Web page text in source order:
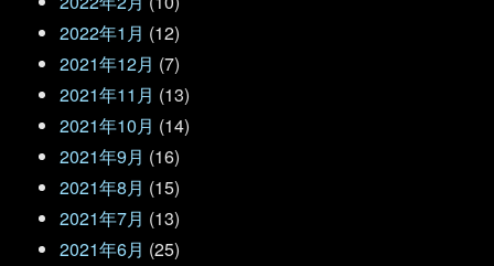
2022年1月 (12)
2021年12月 (7)
2021年11月 (13)
2021年10月 (14)
2021年9月 (16)
2021年8月 (15)
2021年7月 (13)
2021年6月 (25)